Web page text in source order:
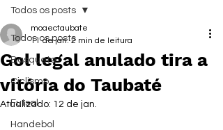
Todos os posts
Basquete
Ciclismo
Futsal
Handebol
Todos os posts
Gol legal anulado tira a
vitória do Taubaté
moaectaubate
11 de jan. 2 min de leitura
Atualizado: 12 de jan.